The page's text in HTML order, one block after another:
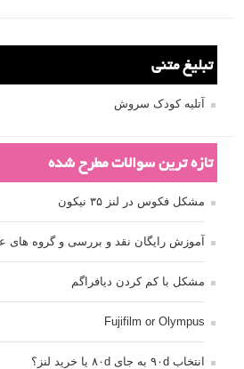
تبلیغ متنی
آتلیه کودک سروش
تازه ترین سوالات مطرح شده
مشکل فکوس در لنز ۳۵ نیکون
آموزش رایگان نقد و بررسی و گروه های
مشکل با کم کردن دیافراگم
Fujifilm or Olympus
انتخاب ۹۰d به جای ۸۰d یا خرید لنز؟